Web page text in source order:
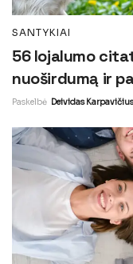
SANTYKIAI
56 lojalumo
nuoširdumą ir
Paskelbė Deividas Karpavičius